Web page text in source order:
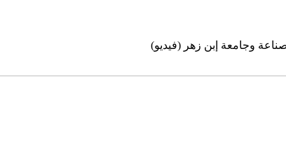
وجامعة إبن زهر (فيديو)